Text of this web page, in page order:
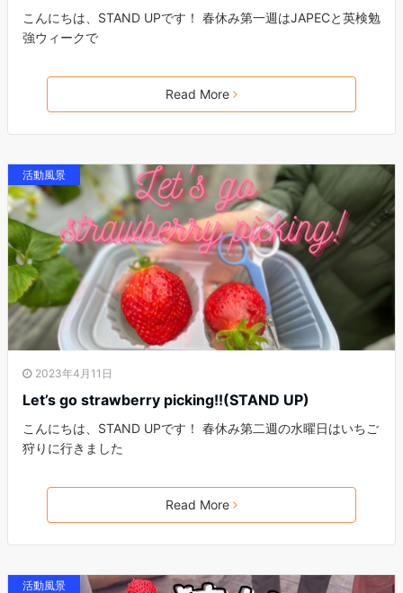
こんにちは、STAND UPです！ 春休み第一週はJAPECと英検勉
強ウィークで
Read More
活動風景
2023年4月11日
Let’s go strawberry picking!!(STAND UP)
こんにちは、STAND UPです！ 春休み第二週の水曜日はいちご
狩りに行きました
Read More
活動風景